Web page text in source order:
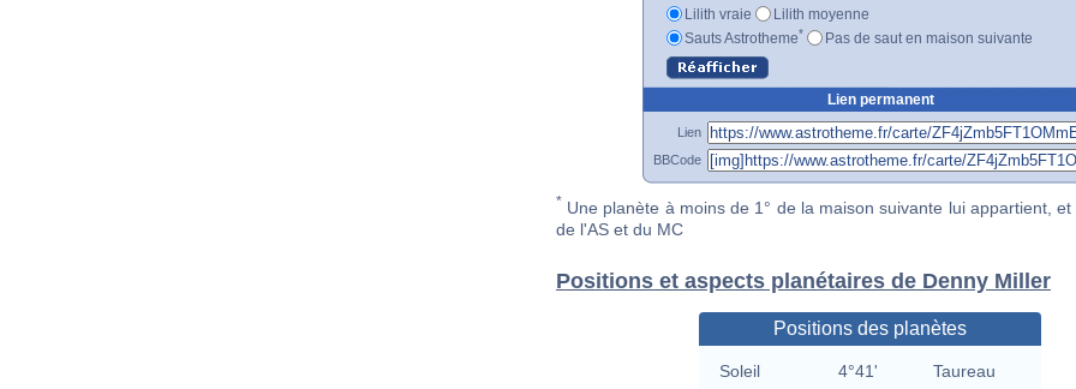
Lilith vraie
Lilith moyenne
Sauts Astrotheme* Pas de saut en maison suivante
Lien permanent
Lien
BBCode
* Une planète à moins de 1° de la maison suivante lui appartient, et
de l'AS et du MC
Positions et aspects planétaires de Denny Miller
Positions des planètes
Soleil 4°41'
Taureau